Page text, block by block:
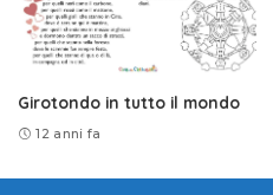
Girotondo in tutto il mondo
12 anni fa